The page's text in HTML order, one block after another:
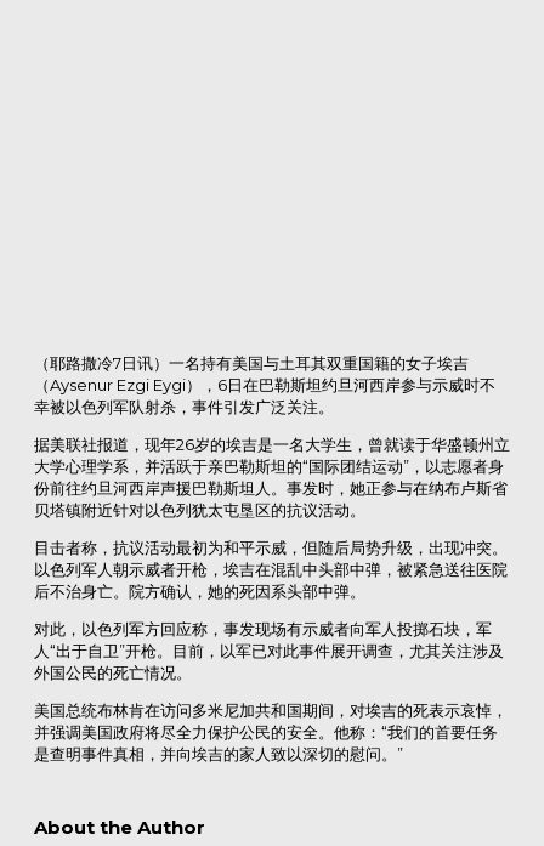
（耶路撒冷7日讯）一名持有美国与土耳其双重国籍的女子埃吉
（Aysenur Ezgi Eygi），6日在巴勒斯坦约旦河西岸参与示威时不
幸被以色列军队射杀，事件引发广泛关注。
据美联社报道，现年26岁的埃吉是一名大学生，曾就读于华盛顿州立
大学心理学系，并活跃于亲巴勒斯坦的“国际团结运动”，以志愿者身
份前往约旦河西岸声援巴勒斯坦人。事发时，她正参与在纳布卢斯省
贝塔镇附近针对以色列犹太屯垦区的抗议活动。
目击者称，抗议活动最初为和平示威，但随后局势升级，出现冲突。
以色列军人朝示威者开枪，埃吉在混乱中头部中弹，被紧急送往医院
后不治身亡。院方确认，她的死因系头部中弹。
对此，以色列军方回应称，事发现场有示威者向军人投掷石块，军
人“出于自卫”开枪。目前，以军已对此事件展开调查，尤其关注涉及
外国公民的死亡情况。
美国总统布林肯在访问多米尼加共和国期间，对埃吉的死表示哀悼，
并强调美国政府将尽全力保护公民的安全。他称：“我们的首要任务
是查明事件真相，并向埃吉的家人致以深切的慰问。”
About the Author